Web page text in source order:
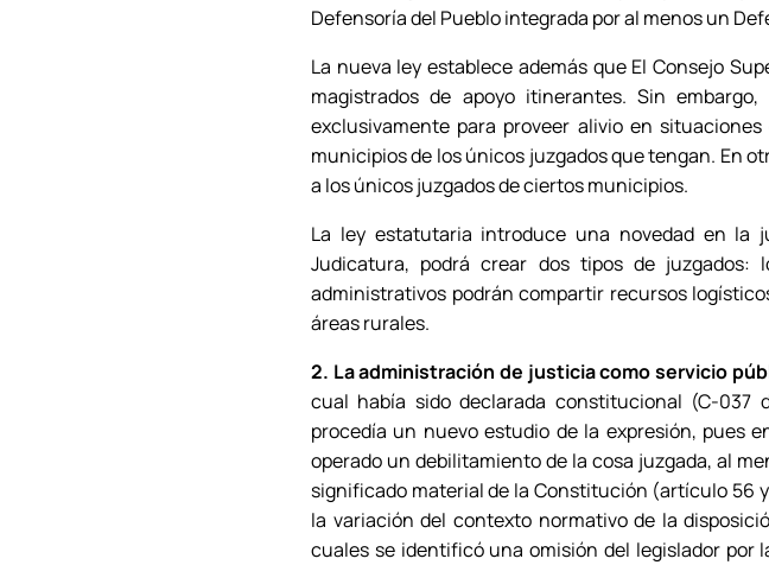
Defensoría del Pueblo integrada por al menos un
La nueva ley establece además que El Consejo
magistrados de apoyo itinerantes. Sin
exclusivamente para proveer alivio en
municipios de los únicos juzgados que tengan. En
a los únicos juzgados de ciertos municipios.
La ley estatutaria introduce una novedad en la
Judicatura, podrá crear dos tipos de juzgados:
administrativos podrán compartir recursos
áreas rurales.
2. La administración de justicia como servicio
cual había sido declarada constitucional (C-037
procedía un nuevo estudio de la expresión, pues
operado un debilitamiento de la cosa juzgada, al
significado material de la Constitución (artículo 56
la variación del contexto normativo de la
cuales se identificó una omisión del legislador por